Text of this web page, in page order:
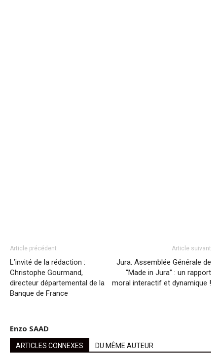
Article précédent
L’invité de la rédaction :
Christophe Gourmand,
directeur départemental de la
Banque de France
Article suivant
Jura. Assemblée Générale de
“Made in Jura” : un rapport
moral interactif et dynamique !
Enzo SAAD
ARTICLES CONNEXES DU MÊME AUTEUR